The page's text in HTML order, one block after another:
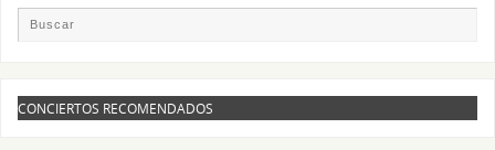
CONCIERTOS RECOMENDADOS